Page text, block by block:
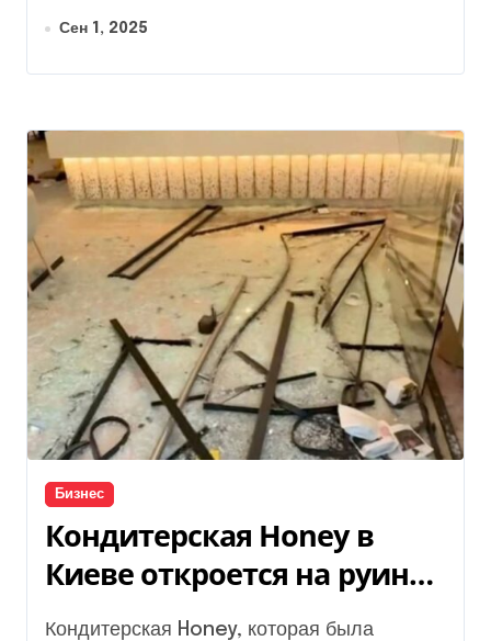
Сен 1, 2025
Бизнес
Кондитерская Honey в
Киеве откроется на руинах
после ракетного удара
Кондитерская Honey, которая была